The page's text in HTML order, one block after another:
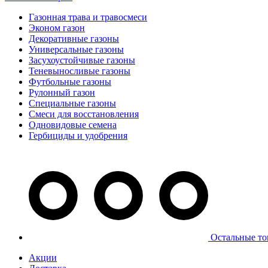
Газонная трава и травосмеси
Эконом газон
Декоративные газоны
Универсальные газоны
Засухоустойчивые газоны
Теневыносливые газоны
Футбольные газоны
Рулонный газон
Специальные газоны
Смеси для восстановления
Одновидовые семена
Гербициды и удобрения
Остальные
Акции